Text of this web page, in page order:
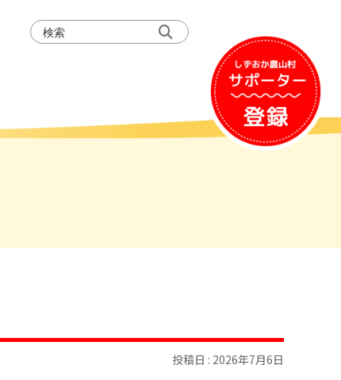
検
投稿日 : 2026年7月6日